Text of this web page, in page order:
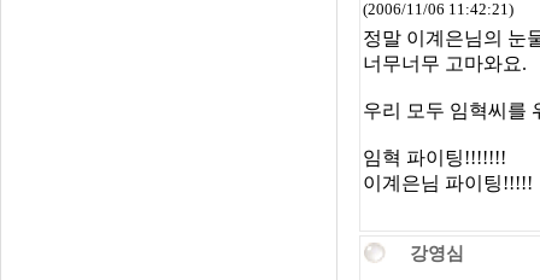
(2006/11/06 11:42:21)
정말 이계은님의 눈
너무너무 고마와요.
우리 모두 임혁씨를
임혁 파이팅!!!!!!!
이계은님 파이팅!!!!!
강영심